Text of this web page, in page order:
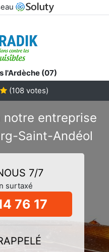
l'Ardèche (07)
(108 votes)
notre entreprise
Saint-Andéol
7/7
surtaxé
76 17